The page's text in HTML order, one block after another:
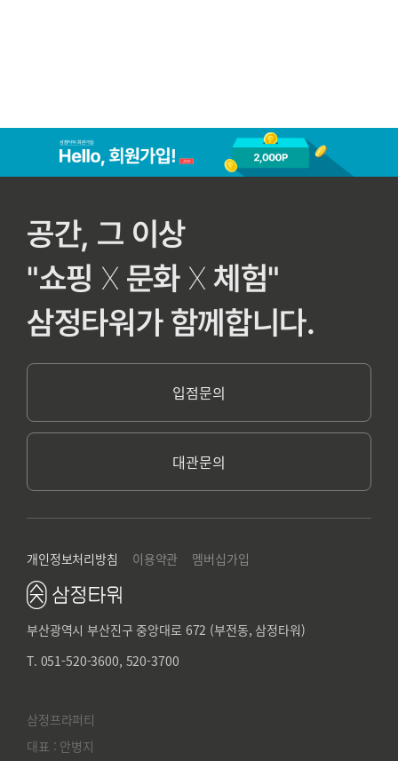
공간, 그 이상
"쇼핑 X 문화 X 체험"
삼정타워가 함께합니다.
입점문의
대관문의
부산광역시 부산진구 중앙대로 672 (부전동, 삼정타워)
T. 051-520-3600, 520-3700
개인정보처리방침 이용약관 멤버십가입
삼정프라퍼티
대표 : 안병지